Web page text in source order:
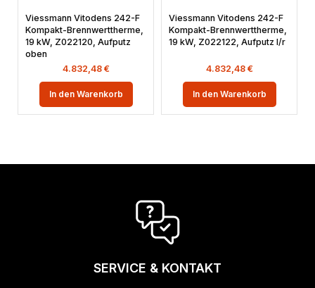
Viessmann Vitodens 242-F
Kompakt-Brennwerttherme,
19 kW, Z022120, Aufputz
oben
4.832,48 €
In den Warenkorb
Viessmann Vitodens 242-F
Kompakt-Brennwerttherme,
19 kW, Z022122, Aufputz l/r
4.832,48 €
In den Warenkorb
SERVICE & KONTAKT